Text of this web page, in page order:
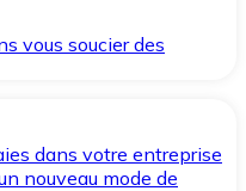
vous soucier des
dans votre entreprise
nouveau mode de